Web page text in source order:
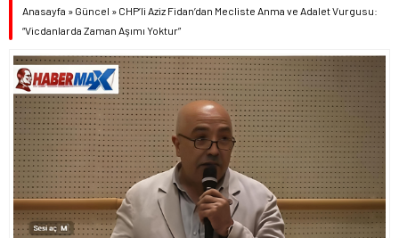
Anasayfa » Güncel » CHP’li Aziz Fidan’dan Mecliste Anma ve Adalet Vurgusu:
“Vicdanlarda Zaman Aşımı Yoktur”